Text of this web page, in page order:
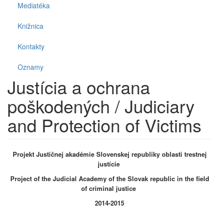
Mediatéka
Knižnica
Kontakty
Oznamy
Justícia a ochrana
poškodených / Judiciary
and Protection of Victims
Projekt Justičnej akadémie Slovenskej republiky oblasti trestnej
justície
Project of the Judicial Academy of the Slovak republic in the field
of criminal justice
2014-2015